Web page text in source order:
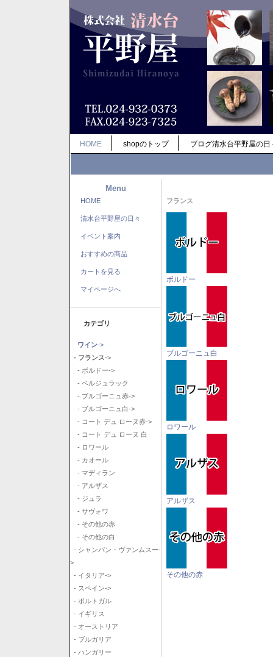
HOME shopのトップ ブログ清水台平野屋の日
Menu
HOME
清水台平野屋の日々
イベント案内
おすすめの商品
カートを見る
マイページへ
カテゴリ
ワイン->
- フランス->
- ボルドー->
- ベルジュラック
- ブルゴーニュ赤->
- ブルゴーニュ白->
- コート デュ ローヌ赤->
- コート デュ ローヌ 白
- ロワール
- カオール
- マディラン
- アルザス
- ジュラ
- サヴォワ
- その他の赤
- その他の白
- シャンパン・ヴァンムスー-
>
- イタリア->
- スペイン->
- ポルトガル
- イギリス
- オーストリア
- ブルガリア
- ハンガリー
フランス
ボルドー
ブルゴーニュ白
ロワール
アルザス
その他の赤